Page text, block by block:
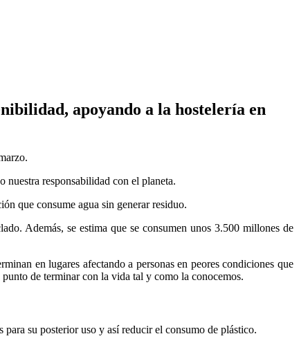
apoyando a la hostelería en
nuestra responsabilidad con el planeta.
que consume agua sin generar residuo.
Además, se estima que se consumen unos 3.500 millones de
en lugares afectando a personas en peores condiciones que
de terminar con la vida tal y como la conocemos.
su posterior uso y así reducir el consumo de plástico.